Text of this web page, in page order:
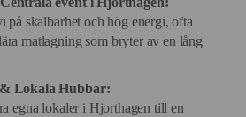
på skalbarhet och hög energi, ofta
matlagning som bryter av en lång
Lokala Hubbar:
egna lokaler i Hjorthagen till en